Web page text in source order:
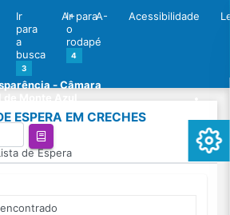
Ir
para
a
busca
3
Ir para
o
rodapé
4
A+ A- Acessibilidade
- Câmara
ESPERA EM CRECHES
de Espera